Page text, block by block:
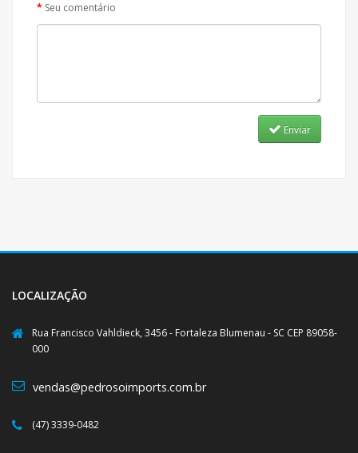
Seu comentário
Enviar
LOCALIZAÇÃO
Rua Francisco Vahldieck, 3456 - Fortaleza Blumenau - SC CEP 89058-
000
vendas@pedrosoimports.com.br
(47) 3339-0482